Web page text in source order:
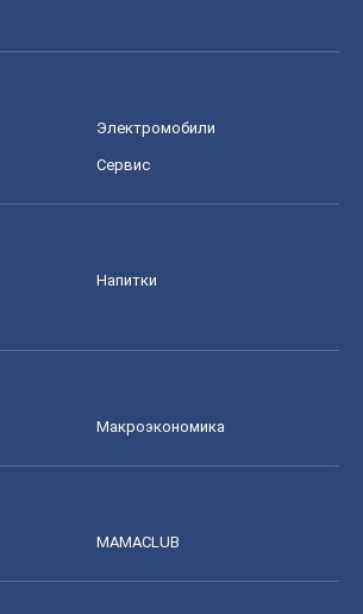
Электромобили
Сервис
Напитки
Mакроэкономика
MAMACLUB